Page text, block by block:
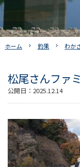
ホーム 釣果 わか
松尾さんファ
公開日： 2025.12.14